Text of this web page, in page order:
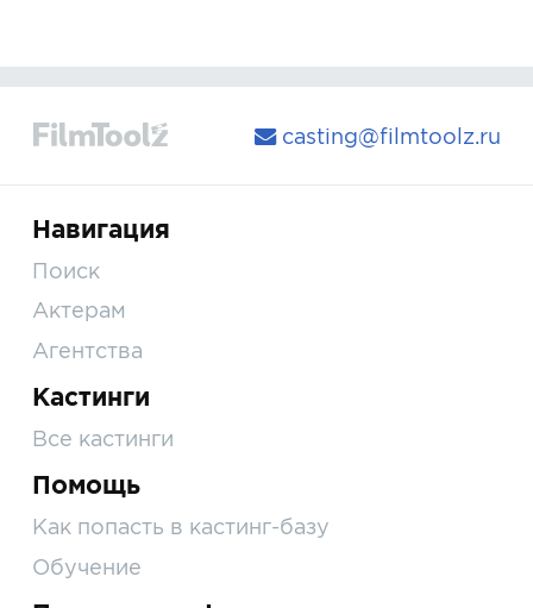
casting@filmtoolz.ru
Навигация
Поиск
Актерам
Агентства
Кастинги
Все кастинги
Помощь
Как попасть в кастинг-базу
Обучение